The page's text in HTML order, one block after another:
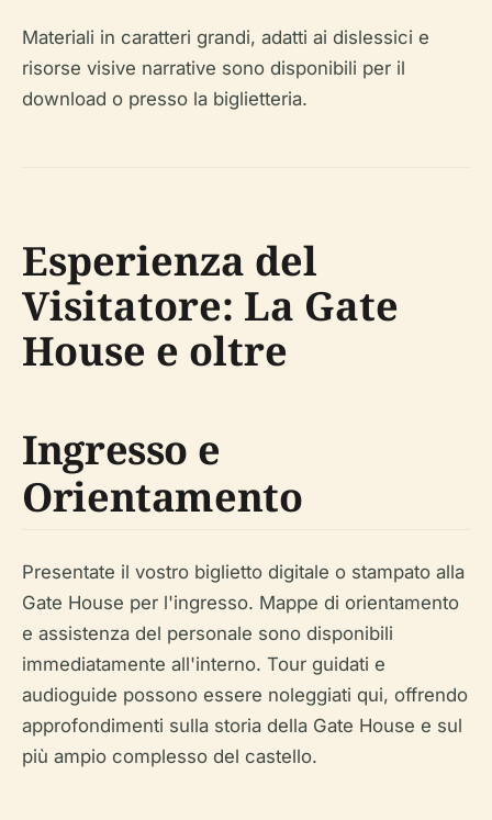
Materiali in caratteri grandi, adatti ai dislessici e
risorse visive narrative sono disponibili per il
download o presso la biglietteria.
Esperienza del
Visitatore: La Gate
House e oltre
Ingresso e
Orientamento
Presentate il vostro biglietto digitale o stampato alla
Gate House per l'ingresso. Mappe di orientamento
e assistenza del personale sono disponibili
immediatamente all'interno. Tour guidati e
audioguide possono essere noleggiati qui, offrendo
approfondimenti sulla storia della Gate House e sul
più ampio complesso del castello.